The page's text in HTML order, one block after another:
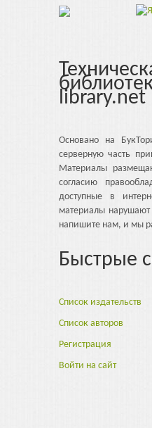
library.net
Основано на
серверную часть
Материалы
согласию
доступные в
материалы
напишите нам, и мы
Быстрые
Список издательств
Список авторов
Регистрация
Войти на сайт